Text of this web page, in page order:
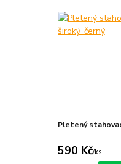
Pletený
590 Kč/ks